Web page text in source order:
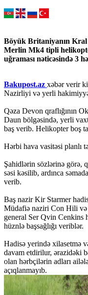
Böyük Britaniyanın Kral
Merlin Mk4 tipli
uğraması nəticəsində 3
Bakupost.az xəbər verir
Nazirliyi və yerli
Qəza Devon qraflığının
Daun bölgəsində, yerli
baş verib. Helikopter boş
Hərbi hava vasitəsi planlı
Şahidlərin sözlərinə görə,
səsi kəsilib, ardınca
verib.
Baş nazir Kir Starmer
Müdafiə naziri Con Hili
general Ser Qvin Cenkins
hüznlə başsağlığı veriblər.
Hadisə yerində xilasetmə
davam etdirilur, ərazidəki
olan hərbçilərin adları
açıqlanmayıb.